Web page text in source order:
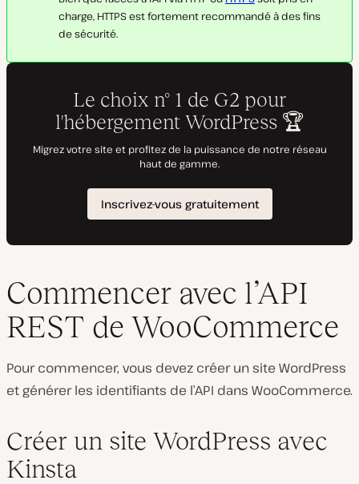
charge, HTTPS est fortement recommandé à des fins
de sécurité.
Commencer avec l’API
REST de WooCommerce
Pour commencer, vous devez créer un site WordPress
et générer les identifiants de l’API dans WooCommerce.
Créer un site WordPress avec
Kinsta